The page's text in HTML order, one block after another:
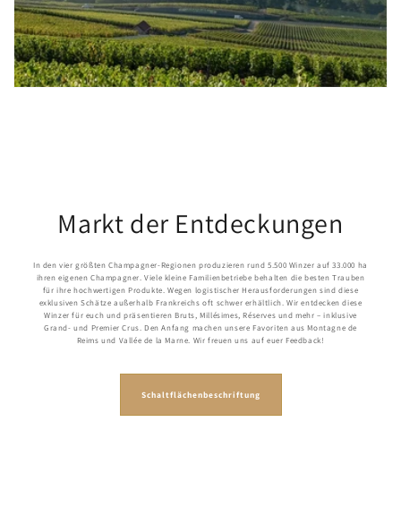
Markt der Entdeckungen
In den vier größten Champagner-Regionen produzieren rund 5.500 Winzer auf 33.000 ha
ihren eigenen Champagner. Viele kleine Familienbetriebe behalten die besten Trauben
für ihre hochwertigen Produkte. Wegen logistischer Herausforderungen sind diese
exklusiven Schätze außerhalb Frankreichs oft schwer erhältlich. Wir entdecken diese
Winzer für euch und präsentieren Bruts, Millésimes, Réserves und mehr – inklusive
Grand- und Premier Crus. Den Anfang machen unsere Favoriten aus Montagne de
Reims und Vallée de la Marne. Wir freuen uns auf euer Feedback!
Schaltflächenbeschriftung